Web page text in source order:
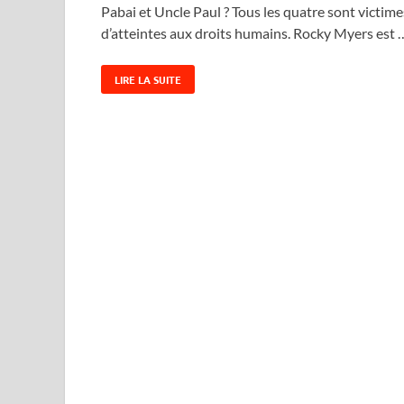
Pabai et Uncle Paul ? Tous les quatre sont
d’atteintes aux droits humains. Rocky Myers est
LIRE LA SUITE